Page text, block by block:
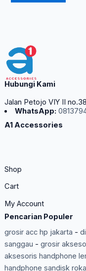
Hubungi Kami
Jalan Petojo VIY II
WhatsApp:
A1 Accessories
Shop
Cart
My Account
Pencarian Populer
grosir acc hp jakarta -
sanggau - grosir
aksesoris handphone
handphone sandisk